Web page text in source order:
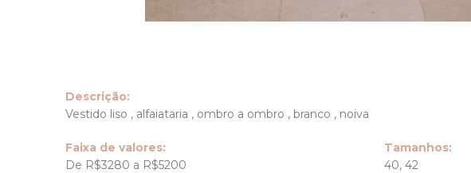
Descrição:
Vestido liso , alfaiataria , ombro a ombro , branco , noiva
Faixa de valores:
De R$3280 a R$5200
Tamanhos:
40, 42